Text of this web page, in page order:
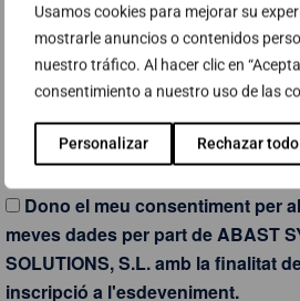
Usamos cookies para mejorar su
mostrarle anuncios o contenidos
nuestro tráfico. Al hacer clic en
consentimiento a nuestro uso de las
Personalizar Rechazar todo
Informació
Addicional
detallada sobre
pàgina web:
https://
Dono el meu consentiment per
meves dades per part de ABAST
SOLUTIONS, S.L. amb la finalitat
inscripció a l'esdeveniment.